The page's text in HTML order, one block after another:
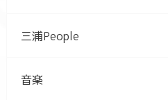
三浦People
音楽